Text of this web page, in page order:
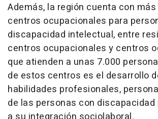
Además, la región cuenta con más
centros ocupacionales para
discapacidad intelectual, entre
centros ocupacionales y centros
que atienden a unas 7.000
de estos centros es el desarrollo
habilidades profesionales,
de las personas con